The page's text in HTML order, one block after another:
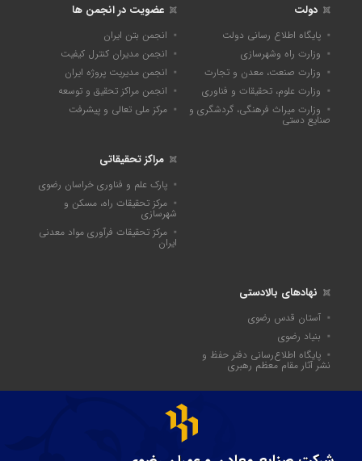
دولت
پایگاه اطلاع رسانی دولت
وزارت راه وشهرسازی
وزارت صنعت، معدن و تجارت
وزارت علوم، تحقیقات و فناوری
وزارت میراث فرهنگی، گردشگری و
صنایع دستی
عضویت در انجمن ها
انجمن بتن ایران
انجمن مدیران کنترل کیفیت
انجمن مدیریت پروژه ایران
انجمن مراکز تحقیق و توسعه
مرکز ملی تعالی و پیشرفت
مراکز تحقیقاتی
پارک علم و فناوری خراسان رضوی
مرکز تحقیقات راه، مسکن و
شهرسازی
مرکز تحقیقات فرآوری مواد معدنی
ایران
نهادهای بالادستی
آستان قدس رضوی
بنیاد رضوی
پايگاه اطلاع‌رسانی دفتر حفظ و
نشر آثار مقام معظم رهبری